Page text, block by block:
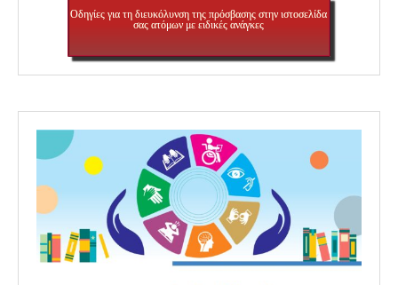
Οδηγίες για τη διευκόλυνση της πρόσβασης στην ιστοσελίδα
σας ατόμων με ειδικές ανάγκες